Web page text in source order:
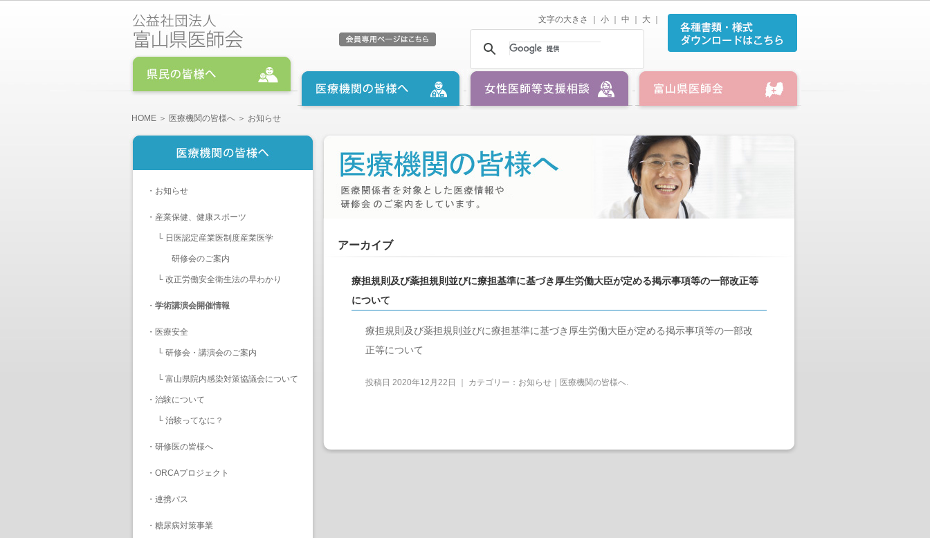
文字の大きさ ｜ 小 中 大
HOME ＞ 医療機関の皆様へ ＞ お知らせ
・ お知らせ
・ 産業保健、健康スポーツ
└ 日医認定産業医制度産業医学
研修会のご案内
└ 改正労働安全衛生法の早わかり
・ 学術講演会開催情報
・ 医療安全
└ 研修会・講演会のご案内
└ 富山県院内感染対策協議会について
・ 治験について
└ 治験ってなに？
・ 研修医の皆様へ
・ ORCAプロジェクト
・ 連携パス
・ 糖尿病対策事業
アーカイブ
療担規則及び薬担規則並びに療担基準に基づき厚生労働大臣が定める掲示事項等の一部改正等
について
療担規則及び薬担規則並びに療担基準に基づき厚生労働大臣が定める掲示事項等の一部改
正等について
投稿日 2020年12月22日 ｜ カテゴリー： お知らせ｜医療機関の皆様へ.